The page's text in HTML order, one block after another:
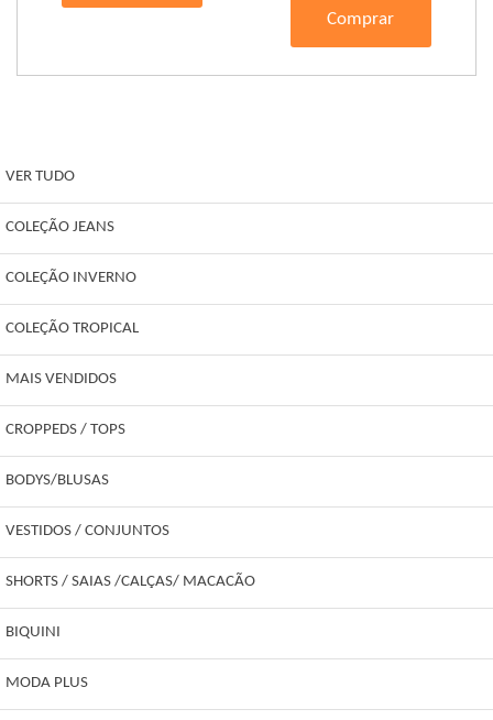
Comprar
VER TUDO
COLEÇÃO JEANS
COLEÇÃO INVERNO
COLEÇÃO TROPICAL
MAIS VENDIDOS
CROPPEDS / TOPS
BODYS/BLUSAS
VESTIDOS / CONJUNTOS
SHORTS / SAIAS /CALÇAS/ MACACÃO
BIQUINI
MODA PLUS